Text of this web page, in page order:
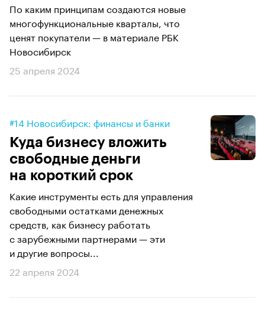
По каким принципам создаются новые
многофункциональные кварталы, что
ценят покупатели — в материале РБК
Новосибирск
25 апреля 2024
#14 Новосибирск: финансы и банки
Куда бизнесу вложить
свободные деньги
на короткий срок
Какие инструменты есть для управления
свободными остатками денежных
средств, как бизнесу работать
с зарубежными партнерами — эти
и другие вопросы...
22 апреля 2024